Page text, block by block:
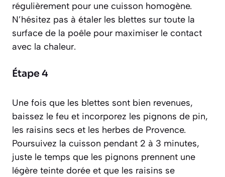
régulièrement pour une cuisson homogène.
N’hésitez pas à étaler les blettes sur toute la
surface de la poêle pour maximiser le contact
avec la chaleur.
Étape 4
Une fois que les blettes sont bien revenues,
baissez le feu et incorporez les pignons de pin,
les raisins secs et les herbes de Provence.
Poursuivez la cuisson pendant 2 à 3 minutes,
juste le temps que les pignons prennent une
légère teinte dorée et que les raisins se